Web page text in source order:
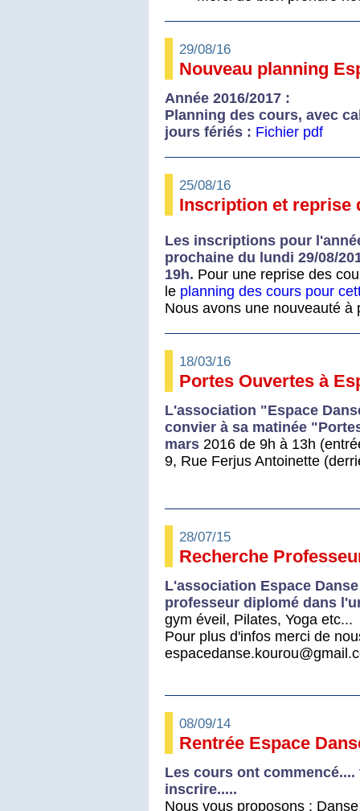
29/08/16
Nouveau planning
Année 2016/2017 :
Planning des cours, avec
jours fériés : Fichier pdf
25/08/16
Inscription et reprise
Les inscriptions pour
prochaine du lundi 29/08/
19h. Pour une reprise des
le planning des cours pour
Nous avons une nouveauté
18/03/16
Portes Ouvertes à
L'association "Espace
convier à sa matinée
mars 2016 de 9h à 13h
9, Rue Ferjus Antoinette
28/07/15
Recherche
L'association Espace
professeur diplomé dans
gym éveil, Pilates, Yoga etc...
Pour plus d'infos merci de
08/09/14
Rentrée Espace
Les cours ont
inscrire.....
Nous vous proposons :